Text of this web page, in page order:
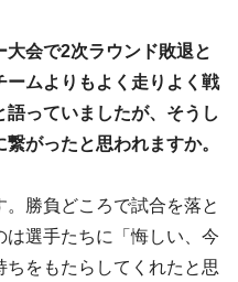
会で2次ラウンド敗退と
ームよりもよく走りよく戦
っていましたが、そうし
がったと思われますか。
勝負どころで試合を落と
は選手たちに「悔しい、今
ちをもたらしてくれたと思